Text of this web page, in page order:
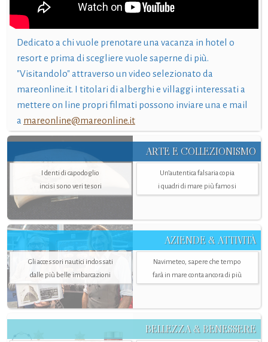
Dedicato a chi vuole prenotare una vacanza in hotel o
resort e prima di scegliere vuole saperne di più.
"Visitandolo" attraverso un video selezionato da
mareonline.it. I titolari di alberghi e villaggi interessati a
mettere on line propri filmati possono inviare una e mail
a mareonline@mareonline.it
ARTE E COLLEZIONISMO
I denti di capodoglio
incisi sono veri tesori
Un’autentica falsaria copia
i quadri di mare più famosi
AZIENDE & ATTIVITÀ
Gli accessori nautici indossati
dalle più belle imbarcazioni
Navimeteo, sapere che tempo
farà in mare conta ancora di più
BELLEZZA & BENESSERE